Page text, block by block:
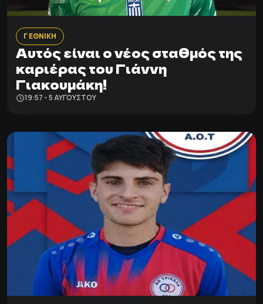
Γ ΕΘΝΙΚΗ
Αυτός είναι ο νέος σταθμός της
καριέρας του Γιάννη
Γιακουμάκη!
19:57 - 5 ΑΥΓΟΎΣΤΟΥ